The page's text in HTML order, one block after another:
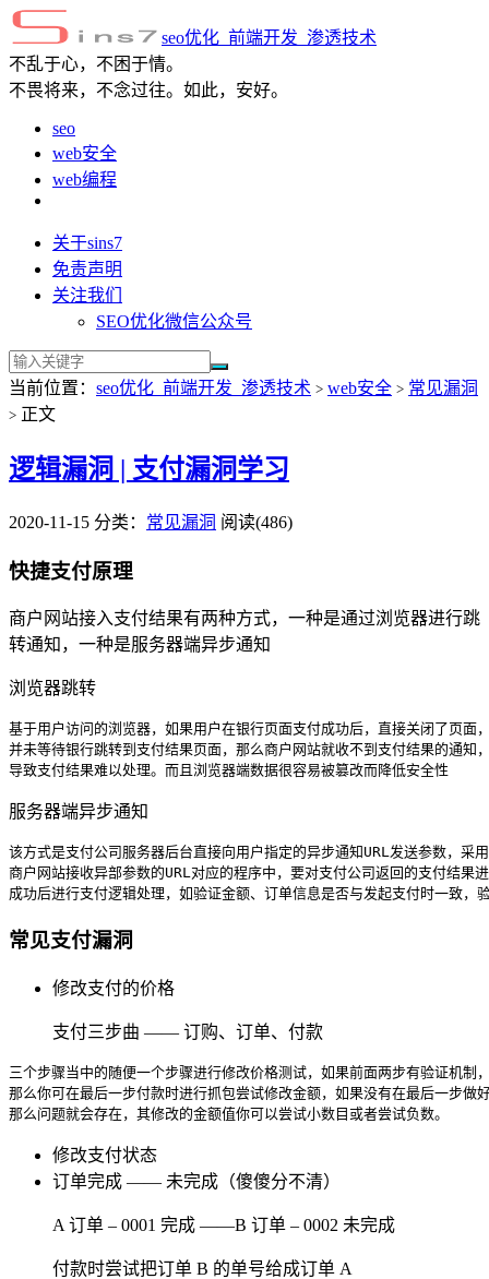
seo优化_前端开发_渗透技术
不乱于心，不困于情。
不畏将来，不念过往。如此，安好。
seo
web安全
web编程
关于sins7
免责声明
关注我们
SEO优化微信公众号
当前位置： seo优化_前端开发_渗透技术 > web安全 > 常见漏洞
> 正文
逻辑漏洞 | 支付漏洞学习
2020-11-15 分类： 常见漏洞 阅读(486)
快捷支付原理
商户网站接入支付结果有两种方式，一种是通过浏览器进行跳
转通知，一种是服务器端异步通知
浏览器跳转
基于用户访问的浏览器，如果用户在银行页面支付成功后，直接关闭了页面
并未等待银行跳转到支付结果页面，那么商户网站就收不到支付结果的通知
导致支付结果难以处理。而且浏览器端数据很容易被篡改而降低安全性
服务器端异步通知
该方式是支付公司服务器后台直接向用户指定的异步通知URL发送参数，采
商户网站接收异部参数的URL对应的程序中，要对支付公司返回的支付结果
成功后进行支付逻辑处理，如验证金额、订单信息是否与发起支付时一致，
常见支付漏洞
修改支付的价格
支付三步曲 —— 订购、订单、付款
三个步骤当中的随便一个步骤进行修改价格测试，如果前面两步有验证机制
那么你可在最后一步付款时进行抓包尝试修改金额，如果没有在最后一步做
那么问题就会存在，其修改的金额值你可以尝试小数目或者尝试负数。
修改支付状态
订单完成 —— 未完成（傻傻分不清）
A 订单 – 0001 完成 ——B 订单 – 0002 未完成
付款时尝试把订单 B 的单号给成订单 A